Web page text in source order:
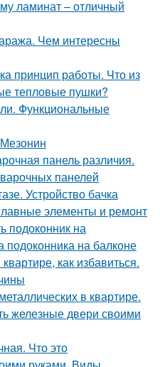
ламинат – отличный
Чем интересны
принцип работы. Что из
тепловые пушки?
Функциональные
панель различия.
панелей
Устройство бачка
элементы и ремонт
подоконник на
подоконника на балконе
как избавиться.
в квартире.
железные двери своими
Что это